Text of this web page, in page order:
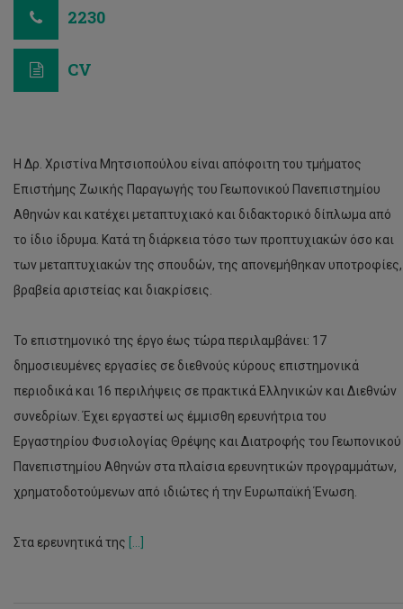
2230
CV
Η Δρ. Χριστίνα Μητσιοπούλου είναι απόφοιτη του τμήματος
Επιστήμης Ζωικής Παραγωγής του Γεωπονικού Πανεπιστημίου
Αθηνών και κατέχει μεταπτυχιακό και διδακτορικό δίπλωμα από
το ίδιο ίδρυμα. Κατά τη διάρκεια τόσο των προπτυχιακών όσο και
των μεταπτυχιακών της σπουδών, της απονεμήθηκαν υποτροφίες,
βραβεία αριστείας και διακρίσεις.
Το επιστημονικό της έργο έως τώρα περιλαμβάνει: 17
δημοσιευμένες εργασίες σε διεθνούς κύρους επιστημονικά
περιοδικά και 16 περιλήψεις σε πρακτικά Ελληνικών και Διεθνών
συνεδρίων. Έχει εργαστεί ως έμμισθη ερευνήτρια του
Εργαστηρίου Φυσιολογίας Θρέψης και Διατροφής του Γεωπονικού
Πανεπιστημίου Αθηνών στα πλαίσια ερευνητικών προγραμμάτων,
χρηματοδοτούμενων από ιδιώτες ή την Ευρωπαϊκή Ένωση.
Στα ερευνητικά της